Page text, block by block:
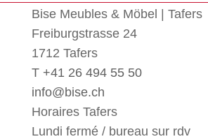
Bise Meubles & Möbel | Tafers
Freiburgstrasse 24
1712 Tafers
T +41 26 494 55 50
info@bise.ch
Horaires Tafers
Lundi fermé / bureau sur rdv